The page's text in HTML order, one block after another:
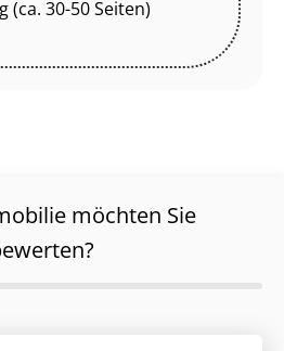
(ca. 30-50 Seiten)
möchten Sie